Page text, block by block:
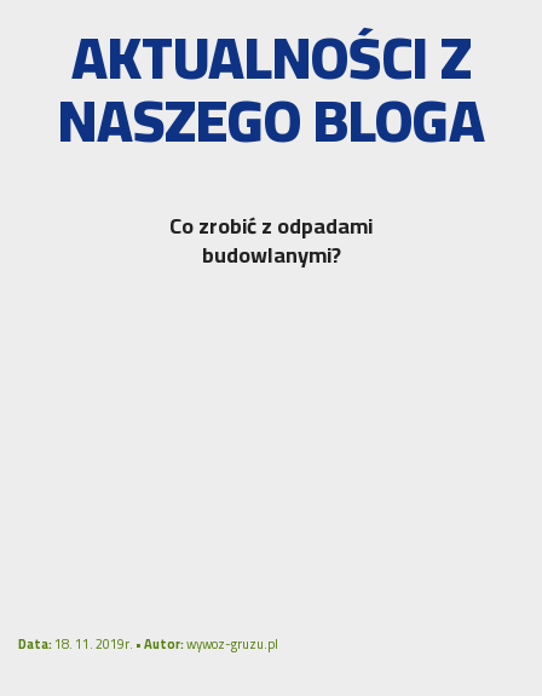
AKTUALNOŚCI Z
NASZEGO BLOGA
Co zrobić z odpadami
budowlanymi?
Data:18. 11. 2019r. •Autor:wywoz-gruzu.pl